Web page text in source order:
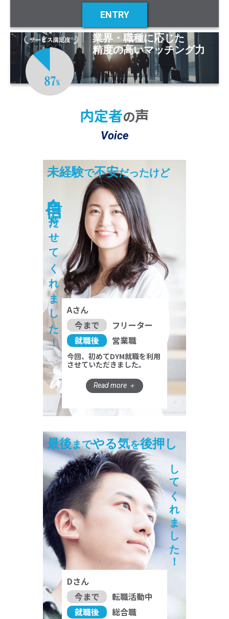
ENTRY
業界・職種に応じた
精度の高いマッチング力
内定者の声
Voice
未経験で不安だったけど
を持たせてくれました！
Aさん
今まで
フリーター
就職後
営業職
今回、初めてDYM就職を利用
させていただきました。
最後までやる気を後押し
してくれました！
Dさん
今まで
転職活動中
就職後
総合職